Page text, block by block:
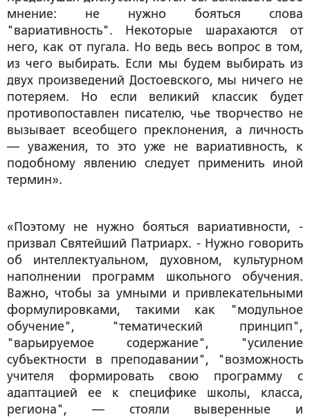
мнение: не нужно бояться слова
"вариативность". Некоторые шарахаются от
него, как от пугала. Но ведь весь вопрос в том,
из чего выбирать. Если мы будем выбирать из
двух произведений Достоевского, мы ничего не
потеряем. Но если великий классик будет
противопоставлен писателю, чье творчество не
вызывает всеобщего преклонения, а личность
— уважения, то это уже не вариативность, к
подобному явлению следует применить иной
термин».
«Поэтому не нужно бояться вариативности, -
призвал Святейший Патриарх. - Нужно говорить
об интеллектуальном, духовном, культурном
наполнении программ школьного обучения.
Важно, чтобы за умными и привлекательными
формулировками, такими как "модульное
обучение", "тематический принцип",
"варьируемое содержание", "усиление
субъектности в преподавании", "возможность
учителя формировать свою программу с
адаптацией ее к специфике школы, класса,
региона", — стояли выверенные и